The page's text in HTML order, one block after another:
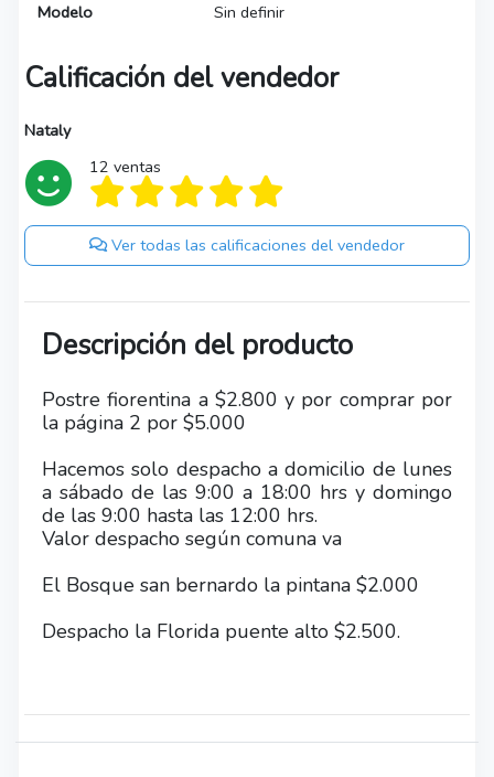
Modelo Sin definir
Calificación del vendedor
Nataly
12 ventas
Ver todas las calificaciones del vendedor
Descripción del producto
Postre fiorentina a $2.800 y por comprar por
la página 2 por $5.000
Hacemos solo despacho a domicilio de lunes
a sábado de las 9:00 a 18:00 hrs y domingo
de las 9:00 hasta las 12:00 hrs.
Valor despacho según comuna va
El Bosque san bernardo la pintana $2.000
Despacho la Florida puente alto $2.500.